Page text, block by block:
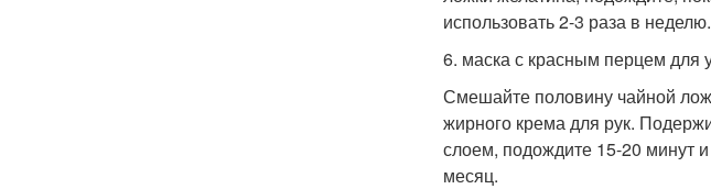
использовать 2-3 раза в неделю.
6. маска с красным перцем для
Смешайте половину чайной
жирного крема для рук.
слоем, подождите 15-20 минут
месяц.